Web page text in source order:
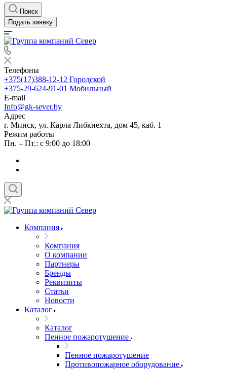
Поиск
Подать заявку
Телефоны
+375(17)388-12-12 Городской
+375-29-624-91-01 Мобильный
E-mail
Info@gk-sever.by
Адрес
г. Минск, ул. Карла Либкнехта, дом 45, каб. 1
Режим работы
Пн. – Пт.: с 9:00 до 18:00
Компания
Компания
О компании
Партнеры
Бренды
Реквизиты
Статьи
Новости
Каталог
Каталог
Пенное пожаротушение
Пенное пожаротушение
Противопожарное оборудование